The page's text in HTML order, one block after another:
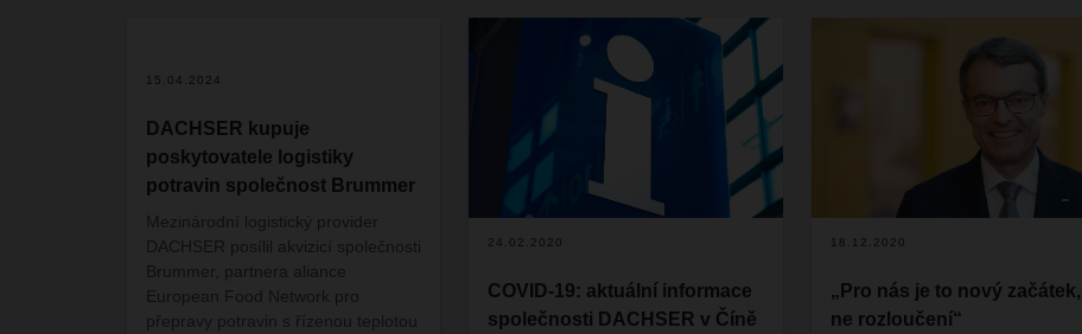
15.04.2024
DACHSER kupuje
poskytovatele logistiky
potravin společnost Brummer
Mezinárodní logistický provider
DACHSER posílil akvizicí společnosti
Brummer, partnera aliance
European Food Network pro
přepravy potravin s řízenou teplotou
24.02.2020
COVID-19: aktuální informace
společnosti DACHSER v Číně
18.12.2020
„Pro nás je to nový začátek,
ne rozloučení“